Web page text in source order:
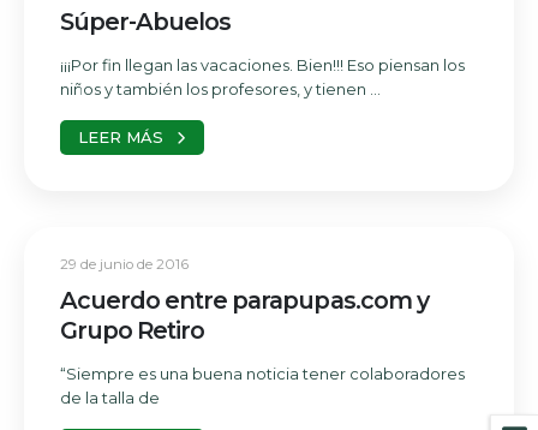
Súper-Abuelos
¡¡¡Por fin llegan las vacaciones. Bien!!! Eso piensan los
niños y también los profesores, y tienen ...
LEER MÁS
29 de junio de 2016
Acuerdo entre parapupas.com y
Grupo Retiro
“Siempre es una buena noticia tener colaboradores
de la talla de